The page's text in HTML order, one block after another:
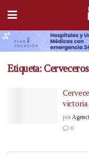
Etiqueta:
victoria
por
0